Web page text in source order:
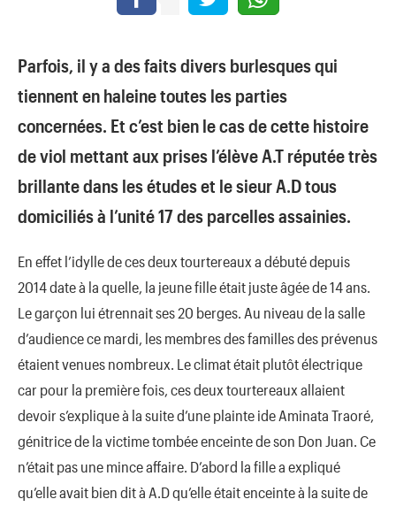
Parfois, il y a des faits divers burlesques qui
tiennent en haleine toutes les parties
concernées. Et c’est bien le cas de cette histoire
de viol mettant aux prises l’élève A.T réputée très
brillante dans les études et le sieur A.D tous
domiciliés à l’unité 17 des parcelles assainies.
En effet l’idylle de ces deux tourtereaux a débuté depuis
2014 date à la quelle, la jeune fille était juste âgée de 14 ans.
Le garçon lui étrennait ses 20 berges. Au niveau de la salle
d’audience ce mardi, les membres des familles des prévenus
étaient venues nombreux. Le climat était plutôt électrique
car pour la première fois, ces deux tourtereaux allaient
devoir s’explique à la suite d’une plainte ide Aminata Traoré,
génitrice de la victime tombée enceinte de son Don Juan. Ce
n’était pas une mince affaire. D’abord la fille a expliqué
qu’elle avait bien dit à A.D qu’elle était enceinte à la suite de